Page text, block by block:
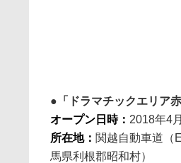
「ドラマチックエリア
オープン日時： 2018年4
所在地： 関越自動車道（
馬県利根郡昭和村）